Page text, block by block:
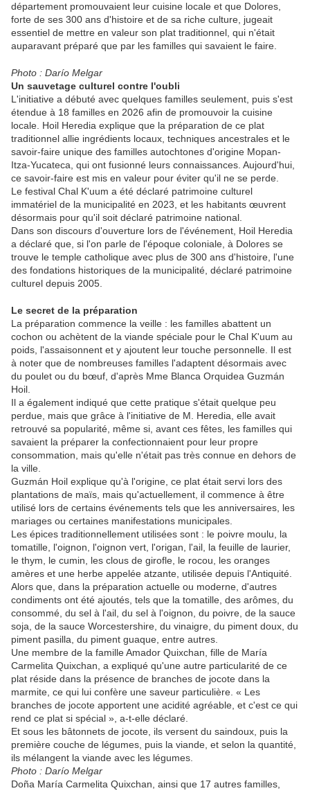
département promouvaient leur cuisine locale et que Dolores,
forte de ses 300 ans d'histoire et de sa riche culture, jugeait
essentiel de mettre en valeur son plat traditionnel, qui n'était
auparavant préparé que par les familles qui savaient le faire.
Photo : Darío Melgar
Un sauvetage culturel contre l'oubli
L'initiative a débuté avec quelques familles seulement, puis s'est
étendue à 18 familles en 2026 afin de promouvoir la cuisine
locale. Hoil Heredia explique que la préparation de ce plat
traditionnel allie ingrédients locaux, techniques ancestrales et le
savoir-faire unique des familles autochtones d'origine Mopan-
Itza-Yucateca, qui ont fusionné leurs connaissances. Aujourd'hui,
ce savoir-faire est mis en valeur pour éviter qu'il ne se perde.
Le festival Chal K'uum a été déclaré patrimoine culturel
immatériel de la municipalité en 2023, et les habitants œuvrent
désormais pour qu'il soit déclaré patrimoine national.
Dans son discours d'ouverture lors de l'événement, Hoil Heredia
a déclaré que, si l'on parle de l'époque coloniale, à Dolores se
trouve le temple catholique avec plus de 300 ans d'histoire, l'une
des fondations historiques de la municipalité, déclaré patrimoine
culturel depuis 2005.
Le secret de la préparation
La préparation commence la veille : les familles abattent un
cochon ou achètent de la viande spéciale pour le Chal K'uum au
poids, l'assaisonnent et y ajoutent leur touche personnelle. Il est
à noter que de nombreuses familles l'adaptent désormais avec
du poulet ou du bœuf, d'après Mme Blanca Orquidea Guzmán
Hoil.
Il a également indiqué que cette pratique s'était quelque peu
perdue, mais que grâce à l'initiative de M. Heredia, elle avait
retrouvé sa popularité, même si, avant ces fêtes, les familles qui
savaient la préparer la confectionnaient pour leur propre
consommation, mais qu'elle n'était pas très connue en dehors de
la ville.
Guzmán Hoil explique qu'à l'origine, ce plat était servi lors des
plantations de maïs, mais qu'actuellement, il commence à être
utilisé lors de certains événements tels que les anniversaires, les
mariages ou certaines manifestations municipales.
Les épices traditionnellement utilisées sont : le poivre moulu, la
tomatille, l'oignon, l'oignon vert, l'origan, l'ail, la feuille de laurier,
le thym, le cumin, les clous de girofle, le rocou, les oranges
amères et une herbe appelée atzante, utilisée depuis l'Antiquité.
Alors que, dans la préparation actuelle ou moderne, d'autres
condiments ont été ajoutés, tels que la tomatille, des arômes, du
consommé, du sel à l'ail, du sel à l'oignon, du poivre, de la sauce
soja, de la sauce Worcestershire, du vinaigre, du piment doux, du
piment pasilla, du piment guaque, entre autres.
Une membre de la famille Amador Quixchan, fille de María
Carmelita Quixchan, a expliqué qu'une autre particularité de ce
plat réside dans la présence de branches de jocote dans la
marmite, ce qui lui confère une saveur particulière. « Les
branches de jocote apportent une acidité agréable, et c'est ce qui
rend ce plat si spécial », a-t-elle déclaré.
Et sous les bâtonnets de jocote, ils versent du saindoux, puis la
première couche de légumes, puis la viande, et selon la quantité,
ils mélangent la viande avec les légumes.
Photo : Darío Melgar
Doña María Carmelita Quixchan, ainsi que 17 autres familles,